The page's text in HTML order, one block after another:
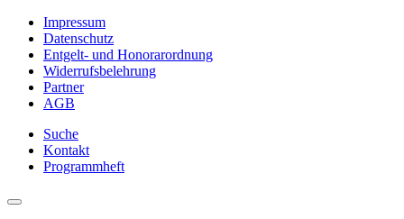
Impressum
Datenschutz
Entgelt- und Honorarordnung
Widerrufsbelehrung
Partner
AGB
Suche
Kontakt
Programmheft